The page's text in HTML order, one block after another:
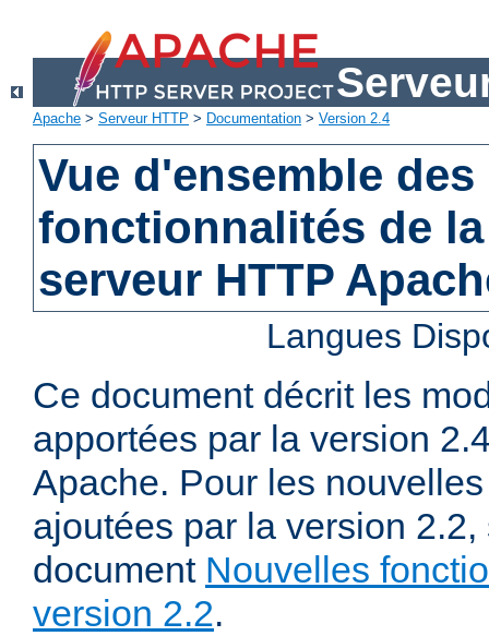
Apache > Serveur HTTP > Documentation > Version 2.4
Vue d'ensemble
fonctionnalités de
serveur HTTP
Langues
Ce document décrit les
apportées par la version
Apache. Pour les
ajoutées par la version 2.2,
document Nouvelles
version 2.2.